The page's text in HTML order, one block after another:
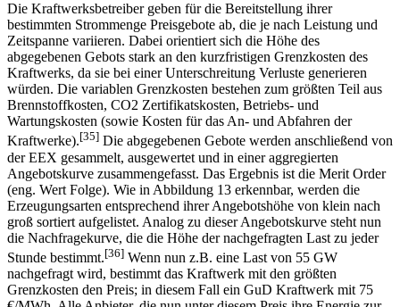
Die Kraftwerksbetreiber geben für die Bereitstellung ihrer
bestimmten Strommenge Preisgebote ab, die je nach Leistung und
Zeitspanne variieren. Dabei orientiert sich die Höhe des
abgegebenen Gebots stark an den kurzfristigen Grenzkosten des
Kraftwerks, da sie bei einer Unterschreitung Verluste generieren
würden. Die variablen Grenzkosten bestehen zum größten Teil aus
Brennstoffkosten, CO2 Zertifikatskosten, Betriebs- und
Wartungskosten (sowie Kosten für das An- und Abfahren der
Kraftwerke).[35] Die abgegebenen Gebote werden anschließend von
der EEX gesammelt, ausgewertet und in einer aggregierten
Angebotskurve zusammengefasst. Das Ergebnis ist die Merit Order
(eng. Wert Folge). Wie in Abbildung 13 erkennbar, werden die
Erzeugungsarten entsprechend ihrer Angebotshöhe von klein nach
groß sortiert aufgelistet. Analog zu dieser Angebotskurve steht nun
die Nachfragekurve, die die Höhe der nachgefragten Last zu jeder
Stunde bestimmt.[36] Wenn nun z.B. eine Last von 55 GW
nachgefragt wird, bestimmt das Kraftwerk mit den größten
Grenzkosten den Preis; in diesem Fall ein GuD Kraftwerk mit 75